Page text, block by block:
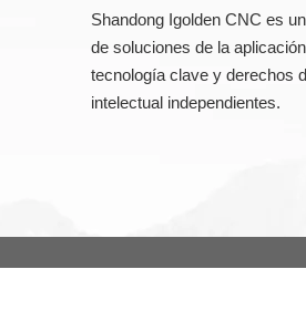
Shandong Igolden CNC es
de soluciones de la
tecnología clave y derechos
intelectual independientes.